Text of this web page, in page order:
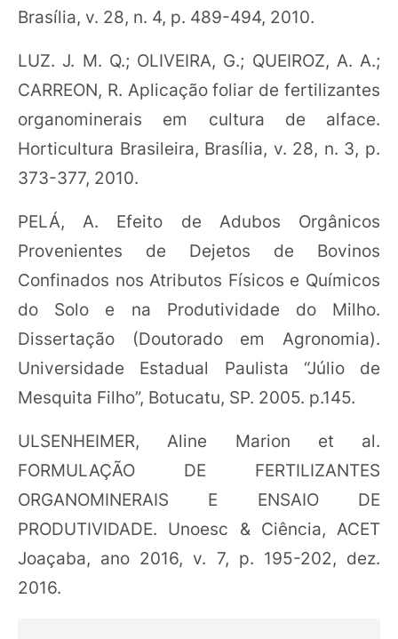
Brasília, v. 28, n. 4, p. 489-494, 2010.
LUZ. J. M. Q.; OLIVEIRA, G.; QUEIROZ, A. A.;
CARREON, R. Aplicação foliar de fertilizantes
organominerais em cultura de alface.
Horticultura Brasileira, Brasília, v. 28, n. 3, p.
373-377, 2010.
PELÁ, A. Efeito de Adubos Orgânicos
Provenientes de Dejetos de Bovinos
Confinados nos Atributos Físicos e Químicos
do Solo e na Produtividade do Milho.
Dissertação (Doutorado em Agronomia).
Universidade Estadual Paulista “Júlio de
Mesquita Filho”, Botucatu, SP. 2005. p.145.
ULSENHEIMER, Aline Marion et al.
FORMULAÇÃO DE FERTILIZANTES
ORGANOMINERAIS E ENSAIO DE
PRODUTIVIDADE. Unoesc & Ciência, ACET
Joaçaba, ano 2016, v. 7, p. 195-202, dez.
2016.